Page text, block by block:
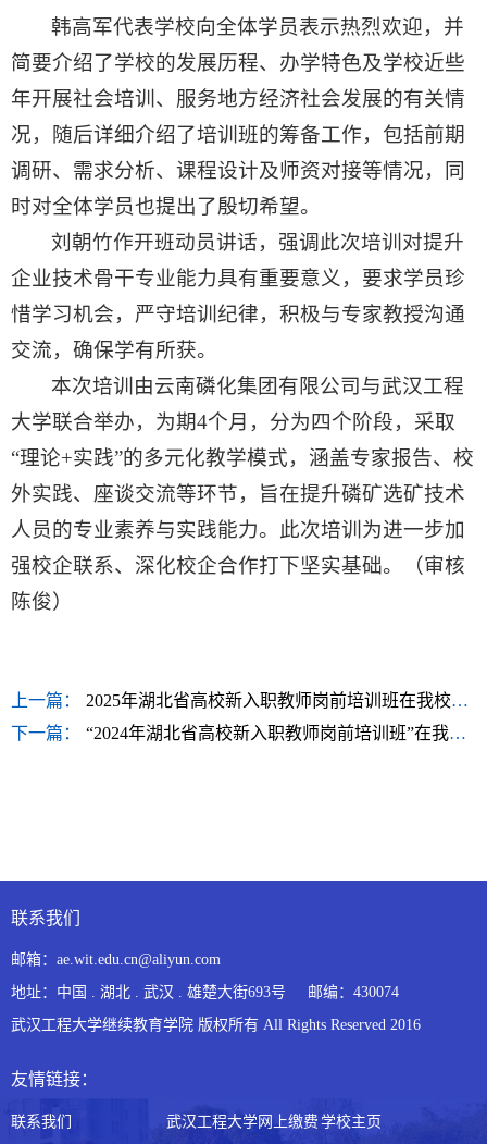
韩高军代表学校向全体学员表示热烈欢迎，并
简要介绍了学校的发展历程、办学特色及学校近些
年开展社会培训、服务地方经济社会发展的有关情
况，随后详细介绍了培训班的筹备工作，包括前期
调研、需求分析、课程设计及师资对接等情况，同
时对全体学员也提出了殷切希望。
刘朝竹作开班动员讲话，强调此次培训对提升
企业技术骨干专业能力具有重要意义，要求学员珍
惜学习机会，严守培训纪律，积极与专家教授沟通
交流，确保学有所获。
本次培训由云南磷化集团有限公司与武汉工程
大学联合举办，为期4个月，分为四个阶段，采取
“理论+实践”的多元化教学模式，涵盖专家报告、校
外实践、座谈交流等环节，旨在提升磷矿选矿技术
人员的专业素养与实践能力。此次培训为进一步加
强校企联系、深化校企合作打下坚实基础。（审核
陈俊）
上一篇：
2025年湖北省高校新入职教师岗前培训班在我校开班
下一篇：
“2024年湖北省高校新入职教师岗前培训班”在我校举办
联系我们
邮箱：ae.wit.edu.cn@aliyun.com
地址：中国 . 湖北 . 武汉 . 雄楚大街693号 邮编：430074
武汉工程大学继续教育学院 版权所有 All Rights Reserved 2016
友情链接：
联系我们 武汉工程大学网上缴费 学校主页